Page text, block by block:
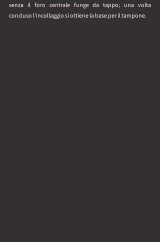
senza il foro centrale funge da tappo; una volta
concluso l'incollaggio si ottiene la base per il tampone.